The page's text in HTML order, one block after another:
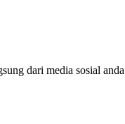
dari media sosial anda